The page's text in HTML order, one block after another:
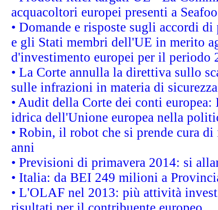
acquacoltori europei presenti a
• Domande e risposte sugli accordi
e gli Stati membri dell'UE in merito
d'investimento europei per il periodo
• La Corte annulla la direttiva sullo
sulle infrazioni in materia di
• Audit della Corte dei conti
idrica dell'Unione europea nella
• Robin, il robot che si prende cura
anni
• Previsioni di primavera 2014: si
• Italia: da BEI 249 milioni a
• L'OLAF nel 2013: più attività